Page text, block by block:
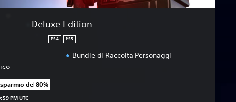
Deluxe Edition
PS4 PS5
Bundle di Raccolta Personaggi
originale di €69,99
del 80%
PM UTC